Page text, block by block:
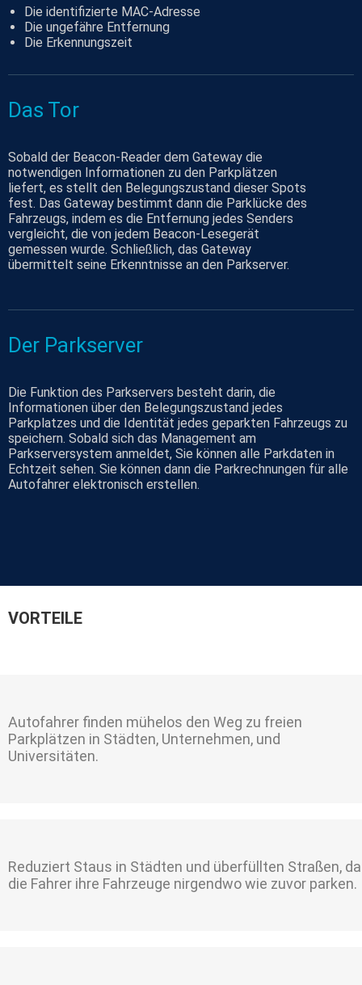
Die identifizierte MAC-Adresse
Die ungefähre Entfernung
Die Erkennungszeit
Das Tor
Sobald der Beacon-Reader dem Gateway die
notwendigen Informationen zu den Parkplätzen
liefert, es stellt den Belegungszustand dieser Spots
fest. Das Gateway bestimmt dann die Parklücke des
Fahrzeugs, indem es die Entfernung jedes Senders
vergleicht, die von jedem Beacon-Lesegerät
gemessen wurde. Schließlich, das Gateway
übermittelt seine Erkenntnisse an den Parkserver.
Der Parkserver
Die Funktion des Parkservers besteht darin, die
Informationen über den Belegungszustand jedes
Parkplatzes und die Identität jedes geparkten Fahrzeugs zu
speichern. Sobald sich das Management am
Parkserversystem anmeldet, Sie können alle Parkdaten in
Echtzeit sehen. Sie können dann die Parkrechnungen für alle
Autofahrer elektronisch erstellen.
VORTEILE
Autofahrer finden mühelos den Weg zu freien
Parkplätzen in Städten, Unternehmen, und
Universitäten.
Reduziert Staus in Städten und überfüllten Straßen, da
die Fahrer ihre Fahrzeuge nirgendwo wie zuvor parken.